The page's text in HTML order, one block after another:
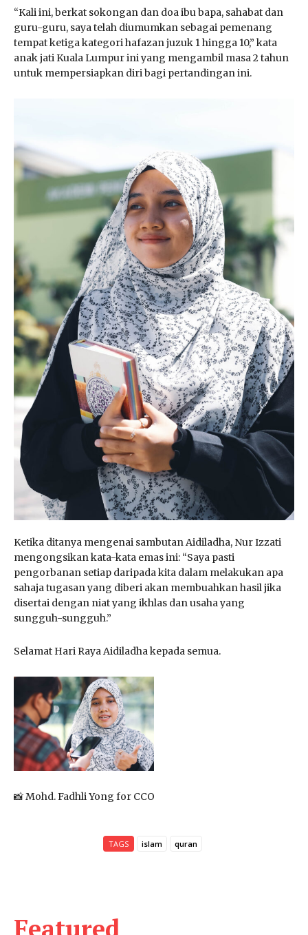
Featured
“Kali ini, berkat sokongan dan doa ibu bapa, sahabat dan
guru-guru, saya telah diumumkan sebagai pemenang
tempat ketiga kategori hafazan juzuk 1 hingga 10,” kata
anak jati Kuala Lumpur ini yang mengambil masa 2 tahun
untuk mempersiapkan diri bagi pertandingan ini.
Ketika ditanya mengenai sambutan Aidiladha, Nur Izzati
mengongsikan kata-kata emas ini: “Saya pasti
pengorbanan setiap daripada kita dalam melakukan apa
sahaja tugasan yang diberi akan membuahkan hasil jika
disertai dengan niat yang ikhlas dan usaha yang
sungguh-sungguh.”
Selamat Hari Raya Aidiladha kepada semua.
📸 Mohd. Fadhli Yong for CCO
TAGS islam quran